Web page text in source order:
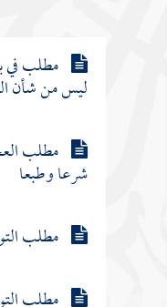
مطلب في
ليس من شأن
مطلب
شرعا وطبعا
مطلب